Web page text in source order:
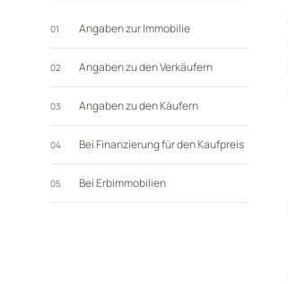
01 Angaben zur Immobilie
02 Angaben zu den Verkäufern
03 Angaben zu den Käufern
04 Bei Finanzierung für den Kaufpreis
05 Bei Erbimmobilien